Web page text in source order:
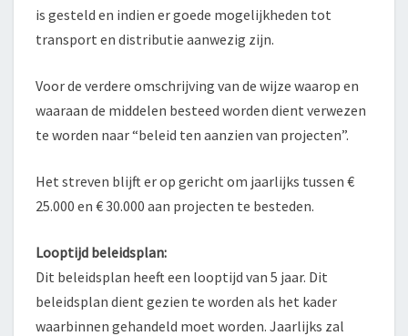
is gesteld en indien er goede mogelijkheden tot
transport en distributie aanwezig zijn.
Voor de verdere omschrijving van de wijze waarop en
waaraan de middelen besteed worden dient verwezen
te worden naar “beleid ten aanzien van projecten”.
Het streven blijft er op gericht om jaarlijks tussen €
25.000 en € 30.000 aan projecten te besteden.
Looptijd beleidsplan:
Dit beleidsplan heeft een looptijd van 5 jaar. Dit
beleidsplan dient gezien te worden als het kader
waarbinnen gehandeld moet worden. Jaarlijks zal